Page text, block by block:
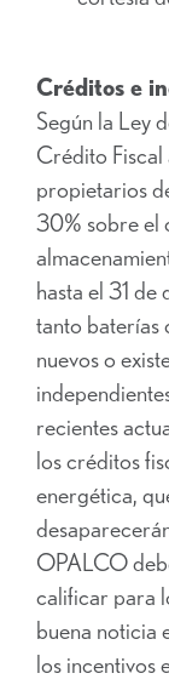
Créditos e
Según la Ley
Crédito Fiscal
propietarios
30% sobre el
hasta el 31
tanto baterías
nuevos o
recientes
los créditos
energética,
OPALCO
calificar para
buena noticia
los incentivos